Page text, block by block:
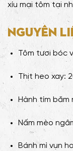
xíu mại tôm tại
Nguyên
Tôm tươi bóc
Thịt heo xay:
Hành tím băm
Nấm mèo
Bánh mì vụn